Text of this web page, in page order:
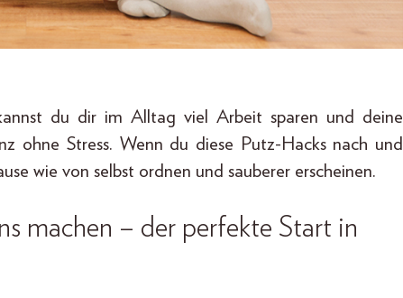
du dir im Alltag viel Arbeit sparen und deine
ohne Stress. Wenn du diese Putz-Hacks nach und
wie von selbst ordnen und sauberer erscheinen.
machen – der perfekte Start in